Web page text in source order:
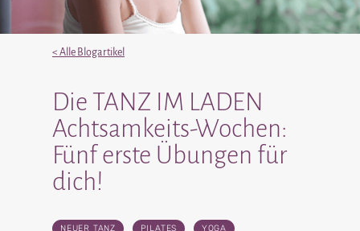
< Alle Blogartikel
Die TANZ IM LADEN
Achtsamkeits-Wochen:
Fünf erste Übungen für
dich!
NEUER TANZ PILATES YOGA